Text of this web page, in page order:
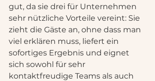
gut, da sie drei für Unternehmen
sehr nützliche Vorteile vereint: Sie
zieht die Gäste an, ohne dass man
viel erklären muss, liefert ein
sofortiges Ergebnis und eignet
sich sowohl für sehr
kontaktfreudige Teams als auch